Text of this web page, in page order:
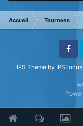
Accueil Tournées
IPS Theme by IPSFocus
Facebook